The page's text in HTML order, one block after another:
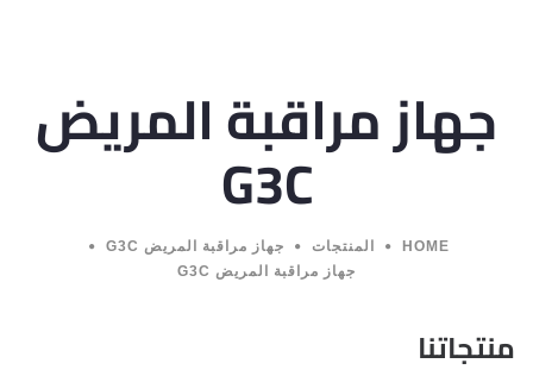
جهاز مراقبة المريض
G3C
HOME المنتجات
جهاز مراقبة المريض G3C
جهاز مراقبة المريض G3C
منتجاتنا